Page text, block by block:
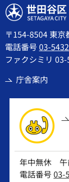
世田谷区
〒154-8504 東
電話番号03-
ファクシミリ 03-
庁舎案内
年中無休 午
電話番号03-